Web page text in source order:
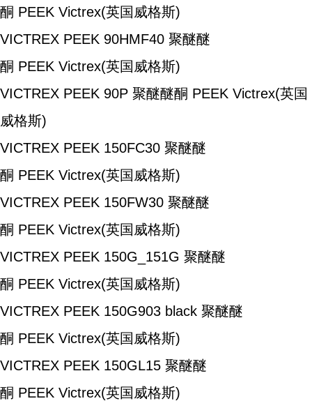
酮 PEEK Victrex(英国威格斯)
VICTREX PEEK 90HMF40 聚醚醚
酮 PEEK Victrex(英国威格斯)
VICTREX PEEK 90P 聚醚醚酮 PEEK Victrex(英国
威格斯)
VICTREX PEEK 150FC30 聚醚醚
酮 PEEK Victrex(英国威格斯)
VICTREX PEEK 150FW30 聚醚醚
酮 PEEK Victrex(英国威格斯)
VICTREX PEEK 150G_151G 聚醚醚
酮 PEEK Victrex(英国威格斯)
VICTREX PEEK 150G903 black 聚醚醚
酮 PEEK Victrex(英国威格斯)
VICTREX PEEK 150GL15 聚醚醚
酮 PEEK Victrex(英国威格斯)